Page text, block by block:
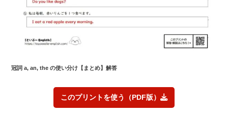
冠詞 a, an, the の使い分け 【まとめ】解答
このプリントを使う（PDF版）